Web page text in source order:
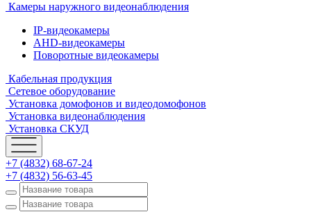
Камеры наружного видеонаблюдения
IP-видеокамеры
AHD-видеокамеры
Поворотные видеокамеры
Кабельная продукция
Сетевое оборудование
Установка домофонов и видеодомофонов
Установка видеонаблюдения
Установка СКУД
+7 (4832) 68-67-24
+7 (4832) 56-63-45